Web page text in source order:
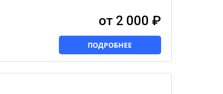
от 2 000 ₽
ПОДРОБНЕЕ